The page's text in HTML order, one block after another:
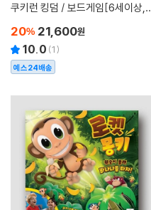
쿠키런 킹덤 / 보드게임[6세이상,2
20% 21,600원
10.0 (1)
예스24배송